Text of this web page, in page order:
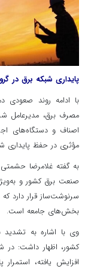
پایداری شبکه برق در
با ادامه روند صعودی
مصرف برق، مدیرعامل
اصناف و دستگاه‌های
مؤثری در حفظ پایداری
به گفته غلامرضا
صنعت برق کشور و
سرنوشت‌ساز قرار دارد
بخش‌های جامعه است.
وی با اشاره به
کشور، اظهار داشت:
افزایش یافته،